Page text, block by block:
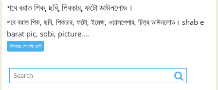
শবে বরাত পিক, ছবি, পিকচার, ফটো ডাউনলোড।
শবে বরাত পিক, ছবি, পিকচার, ফটো, ইমেজ, ওয়ালপেপার, চিত্র ডাউনলোড। shab e
barat pic, sobi, picture,...
পিকচার সেলফি ছবি